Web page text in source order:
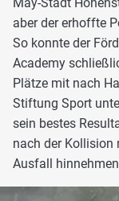
aber der erhoffte
So konnte der
Academy
Plätze mit nach
Stiftung Sport
sein bestes
nach der Kollision
Ausfall